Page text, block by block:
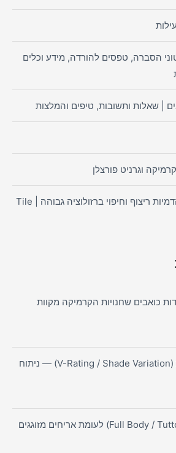
הסברה, טפסים להורדה, מידע וכלים
| שאלות ותשובות, טיפים והמלצות
וגרניט פורצלן
הדמיית אריחים 3D | הדמיות ריצוף וחיפוי ברזולוציה גבוהה | Tile
היבואנים: 3 סודות כואבים שחנויות הקרמיקה מקוות
מדד השונות הוויזואלית (V-Rating / Shade Variation) — ניתוח
אריחי גוף מלא (Full Body / Tuttomasa) לעומת אריחים מזוגגים